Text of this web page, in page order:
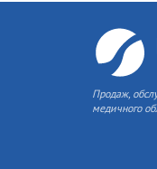
Продаж,
медичного